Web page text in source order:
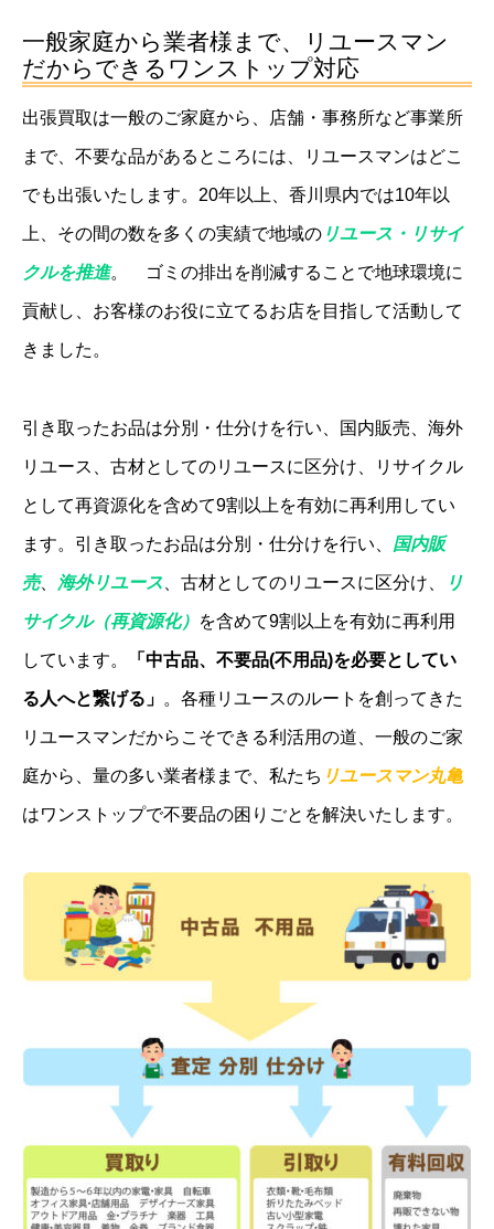
一般家庭から業者様まで、リユースマン
だからできるワンストップ対応
出張買取は一般のご家庭から、店舗・事務所など事業所
まで、不要な品があるところには、リユースマンはどこ
でも出張いたします。20年以上、香川県内では10年以
上、その間の数を多くの実績で地域の リユース・リサイ
クルを推進。 ゴミの排出を削減することで地球環境に
貢献し、お客様のお役に立てるお店を目指して活動して
きました。
引き取ったお品は分別・仕分けを行い、国内販売、海外
リユース、古材としてのリユースに区分け、リサイクル
として再資源化を含めて9割以上を有効に再利用してい
ます。引き取ったお品は分別・仕分けを行い、 国内販
売、 海外リユース 、古材としてのリユースに区分け、 リ
サイクル（再資源化） を含めて9割以上を有効に再利用
しています。 「中古品、不要品(不用品)を必要としてい
る人へと繋げる」 。各種リユースのルートを創ってきた
リユースマンだからこそできる利活用の道、一般のご家
庭から、量の多い業者様まで、私たち リユースマン丸亀
はワンストップで不要品の困りごとを解決いたします。